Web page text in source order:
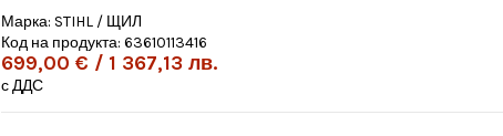
Марка: STIHL / ЩИЛ
Код на продукта: 63610113416
699,00 € / 1 367,13 лв.
с ДДС